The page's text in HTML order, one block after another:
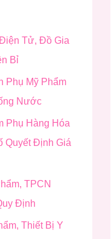
Điện Tử, Đồ Gia
Bỉ
Phụ Mỹ Phẩm
Nước
Phụ Hàng Hóa
Quyết Định Giá
TPCN
Định
Thiết Bị Y